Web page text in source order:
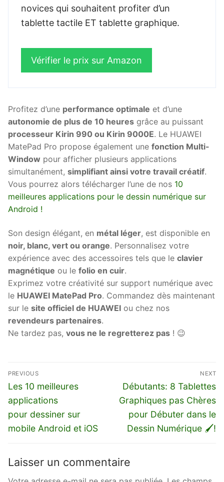
novices qui souhaitent profiter d’un
tablette tactile ET tablette graphique.
Vérifier le prix sur Amazon
Profitez d’une performance optimale et d’une
autonomie de plus de 10 heures grâce au puissant
processeur Kirin 990 ou Kirin 9000E. Le HUAWEI
MatePad Pro propose également une fonction Multi-
Window pour afficher plusieurs applications
simultanément, simplifiant ainsi votre travail créatif.
Vous pourrez alors télécharger l’une de nos 10
meilleures applications pour le dessin numérique sur
Android !
Son design élégant, en métal léger, est disponible en
noir, blanc, vert ou orange. Personnalisez votre
expérience avec des accessoires tels que le clavier
magnétique ou le folio en cuir.
Exprimez votre créativité sur support numérique avec
le HUAWEI MatePad Pro. Commandez dès maintenant
sur le site officiel de HUAWEI ou chez nos
revendeurs partenaires.
Ne tardez pas, vous ne le regretterez pas ! 😉
Navigation
de
l’article
PREVIOUS
Previous
post:
Les 10 meilleures
applications
pour dessiner sur
mobile Android et iOS
NEXT
Next
post:
Débutants: 8 Tablettes
Graphiques pas Chères
pour Débuter dans le
Dessin Numérique 🖌️!
Laisser un commentaire